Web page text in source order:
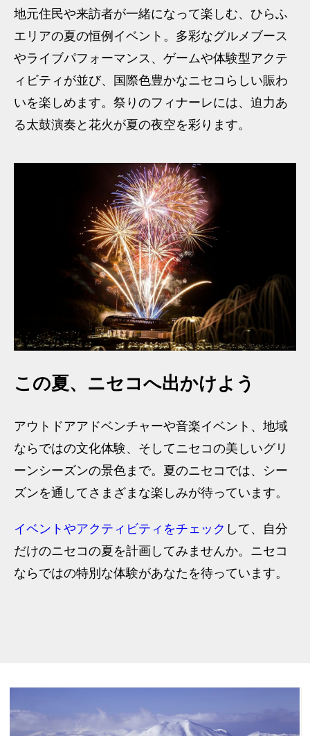
地元住民や来訪者が一緒になって楽しむ、ひらふ
エリアの夏の恒例イベント。多彩なグルメブース
やライブパフォーマンス、ゲームや体験型アクテ
ィビティが並び、国際色豊かなニセコらしい賑わ
いを楽しめます。祭りのフィナーレには、迫力あ
る太鼓演奏と花火が夏の夜空を彩ります。
この夏、ニセコへ出かけよう
アウトドアアドベンチャーや音楽イベント、地域
ならではの文化体験、そしてニセコの美しいグリ
ーンシーズンの景色まで。夏のニセコでは、シー
ズンを通してさまざまな楽しみが待っています。
イベントやアクティビティをチェック して、自分
だけのニセコの夏を計画してみませんか。ニセコ
ならではの特別な体験があなたを待っています。